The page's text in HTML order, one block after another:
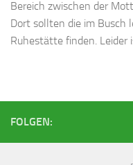
Bereich zwischen der
Dort sollten die im Busch
Ruhestätte finden. Leider
FOLGEN: